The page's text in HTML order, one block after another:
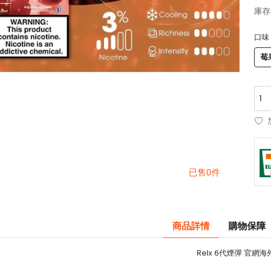
已售0件
庫存:
口味
莓
商品詳情 購物保障
Relx 6代煙彈 官網海